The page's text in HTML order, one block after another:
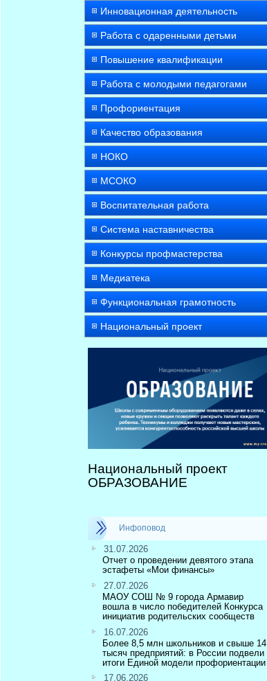
Инновационная деятельность
Работа с одаренными детьми
Повышение квалификации
Работа с молодыми педагогами
Профориентация
Качество образования
НОКО
МСОКО
Воспитательная работа
Система наставничества
Конкурсы профмастерства
Медиатека
Функциональная грамотность
Национальный проект
Национальный проект
ОБРАЗОВАНИЕ
Инфоповод
31.07.2026
Отчет о проведении девятого этапа
эстафеты «Мои финансы»
27.07.2026
МАОУ СОШ № 9 города Армавир
вошла в число победителей Конкурса
инициатив родительских сообществ
16.07.2026
Более 8,5 млн школьников и свыше 14
тысяч предприятий: в России подвели
итоги Единой модели профориентации
17.06.2026